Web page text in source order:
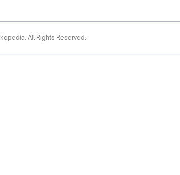
All Rights Reserved.